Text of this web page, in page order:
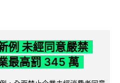
例 未經同意嚴禁
最高罰 345 萬